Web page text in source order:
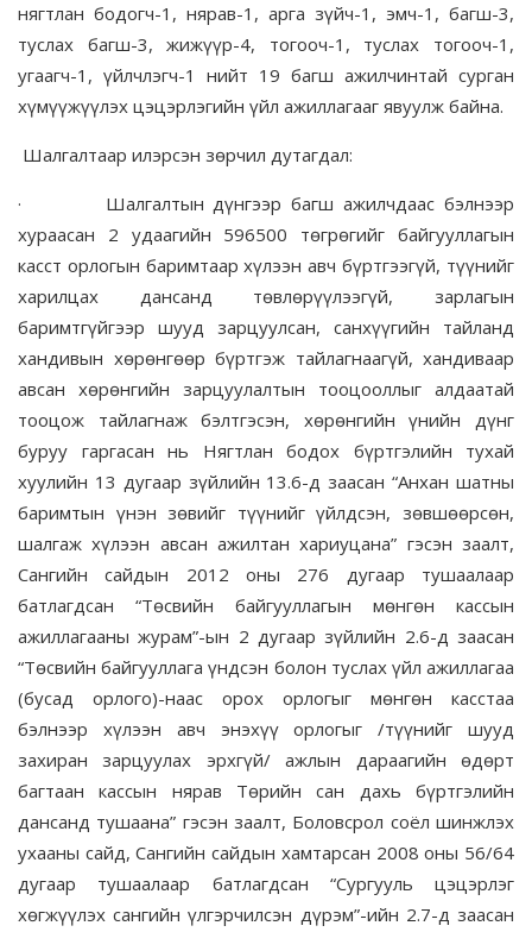
нягтлан бодогч-1, нярав-1, арга зүйч-1, эмч-1, багш-3,
туслах багш-3, жижүүр-4, тогооч-1, туслах тогооч-1,
угаагч-1, үйлчлэгч-1 нийт 19 багш ажилчинтай сурган
хүмүүжүүлэх цэцэрлэгийн үйл ажиллагааг явуулж байна.
Шалгалтаар илэрсэн зөрчил дутагдал:
· Шалгалтын дүнгээр багш ажилчдаас бэлнээр
хураасан 2 удаагийн 596500 төгрөгийг байгууллагын
касст орлогын баримтаар хүлээн авч бүртгээгүй, түүнийг
харилцах дансанд төвлөрүүлээгүй, зарлагын
баримтгүйгээр шууд зарцуулсан, санхүүгийн тайланд
хандивын хөрөнгөөр бүртгэж тайлагнаагүй, хандиваар
авсан хөрөнгийн зарцуулалтын тооцооллыг алдаатай
тооцож тайлагнаж бэлтгэсэн, хөрөнгийн үнийн дүнг
буруу гаргасан нь Нягтлан бодох бүртгэлийн тухай
хуулийн 13 дугаар зүйлийн 13.6-д заасан “Анхан шатны
баримтын үнэн зөвийг түүнийг үйлдсэн, зөвшөөрсөн,
шалгаж хүлээн авсан ажилтан хариуцана” гэсэн заалт,
Сангийн сайдын 2012 оны 276 дугаар тушаалаар
батлагдсан “Төсвийн байгууллагын мөнгөн кассын
ажиллагааны журам”-ын 2 дугаар зүйлийн 2.6-д заасан
“Төсвийн байгууллага үндсэн болон туслах үйл ажиллагаа
(бусад орлого)-наас орох орлогыг мөнгөн касстаа
бэлнээр хүлээн авч энэхүү орлогыг /түүнийг шууд
захиран зарцуулах эрхгүй/ ажлын дараагийн өдөрт
багтаан кассын нярав Төрийн сан дахь бүртгэлийн
дансанд тушаана” гэсэн заалт, Боловсрол соёл шинжлэх
ухааны сайд, Сангийн сайдын хамтарсан 2008 оны 56/64
дугаар тушаалаар батлагдсан “Сургууль цэцэрлэг
хөгжүүлэх сангийн үлгэрчилсэн дүрэм”-ийн 2.7-д заасан